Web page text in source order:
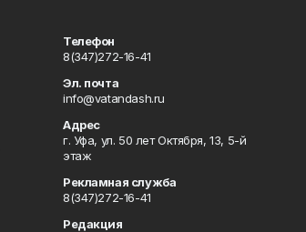
Телефон
8(347)272-16-41
Эл. почта
info@vatandash.ru
Адрес
г. Уфа, ул. 50 лет Октября, 13, 5-й
этаж
Рекламная служба
8(347)272-16-41
Редакция